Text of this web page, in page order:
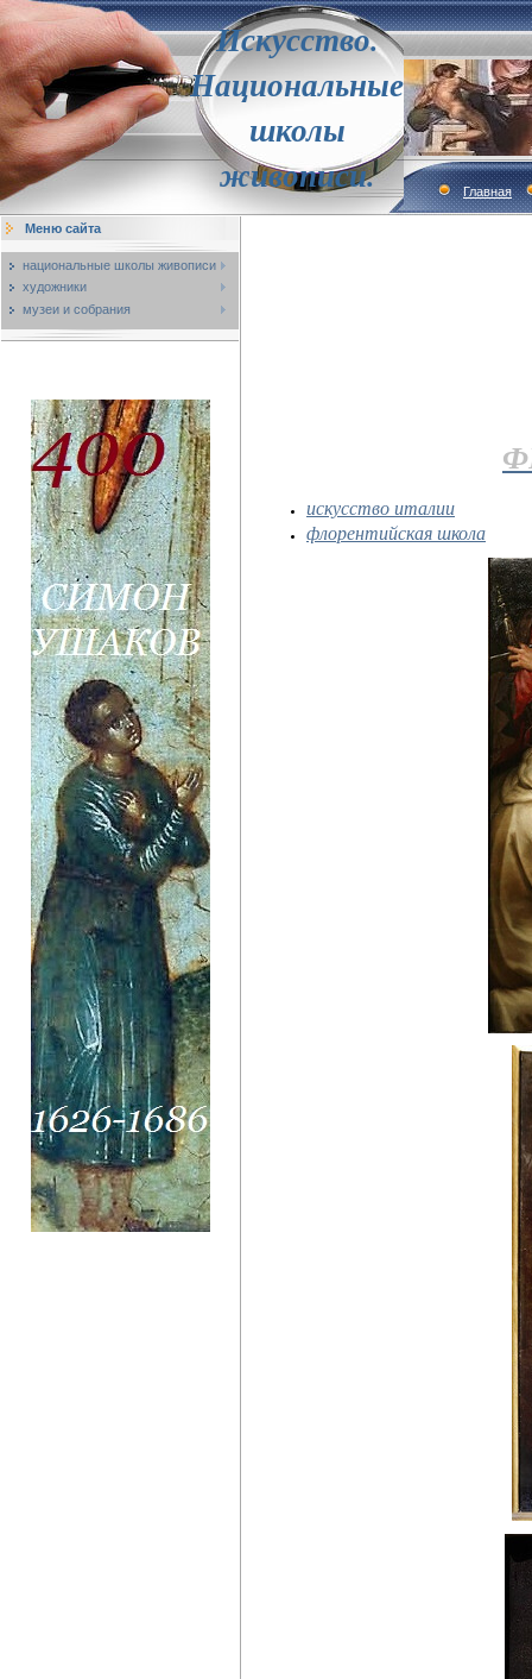
Искусство.
Национальные
школы
живописи.
Главная
Меню сайта
национальные школы живописи
художники
музеи и собрания
искусство италии
флорентийская школа